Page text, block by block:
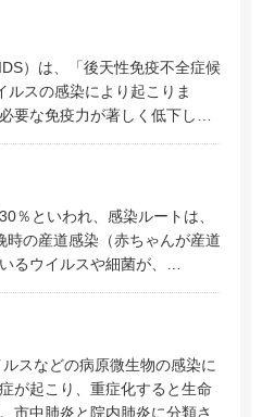
）は、「後天性免疫不全症候
ルスの感染により起こりま
要な免疫力が著しく低下し…
％といわれ、感染ルートは、
の産道感染（赤ちゃんが産道
るウイルスや細菌が、…
スなどの病原微生物の感染に
が起こり、重症化すると生命
市中肺炎と院内肺炎に分類さ